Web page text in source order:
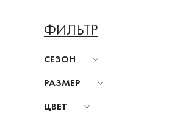
ФИЛЬТР
СЕЗОН
РАЗМЕР
ЦВЕТ